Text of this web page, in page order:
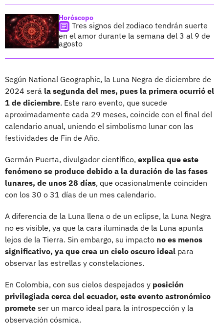
Horóscopo
Tres signos del zodiaco tendrán suerte
en el amor durante la semana del 3 al 9 de
agosto
Según National Geographic, la Luna Negra de diciembre de
2024 será la segunda del mes, pues la primera ocurrió el
1 de diciembre. Este raro evento, que sucede
aproximadamente cada 29 meses, coincide con el final del
calendario anual, uniendo el simbolismo lunar con las
festividades de Fin de Año.
Germán Puerta, divulgador científico, explica que este
fenómeno se produce debido a la duración de las fases
lunares, de unos 28 días, que ocasionalmente coinciden
con los 30 o 31 días de un mes calendario.
A diferencia de la Luna llena o de un eclipse, la Luna Negra
no es visible, ya que la cara iluminada de la Luna apunta
lejos de la Tierra. Sin embargo, su impacto no es menos
significativo, ya que crea un cielo oscuro ideal para
observar las estrellas y constelaciones.
En Colombia, con sus cielos despejados y posición
privilegiada cerca del ecuador, este evento astronómico
promete ser un marco ideal para la introspección y la
observación cósmica.